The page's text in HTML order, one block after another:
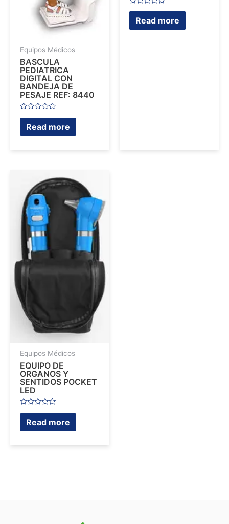
Equipos Médicos
BASCULA
PEDIATRICA
DIGITAL CON
BANDEJA DE
PESAJE REF: 8440
Rated
out
of
Read more
Rated
out
of
Read more
Equipos Médicos
EQUIPO DE
ORGANOS Y
SENTIDOS POCKET
LED
Rated
out
of
Read more